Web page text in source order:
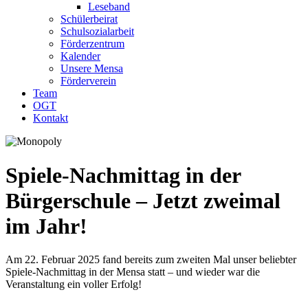
Leseband
Schülerbeirat
Schulsozialarbeit
Förderzentrum
Kalender
Unsere Mensa
Förderverein
Team
OGT
Kontakt
Spiele-Nachmittag in der
Bürgerschule – Jetzt zweimal
im Jahr!
Am 22. Februar 2025 fand bereits zum zweiten Mal unser beliebter
Spiele-Nachmittag in der Mensa statt – und wieder war die
Veranstaltung ein voller Erfolg!